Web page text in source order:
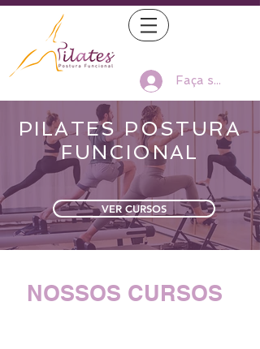
Faça seu Log In
PILATES POSTURA
FUNCIONAL
VER CURSOS
NOSSOS CURSOS